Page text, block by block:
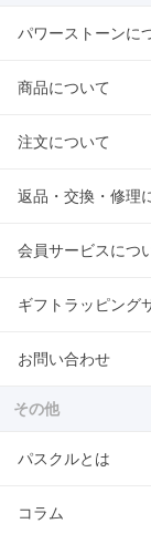
パワーストーンに
商品について
注文について
返品・交換・修理
会員サービスにつ
ギフトラッピング
お問い合わせ
その他
パスクルとは
コラム